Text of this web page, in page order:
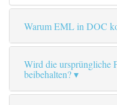
Warum EML in DOC
Wird die ursprüngliche
beibehalten?